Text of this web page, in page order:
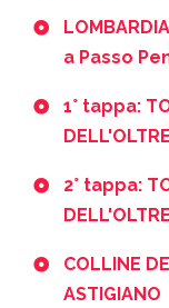
a Passo
1° tappa:
2° tappa:
COLLINE
ASTIGIANO